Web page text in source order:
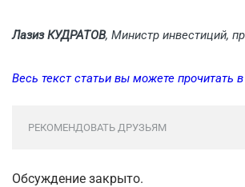
Лазиз КУДРАТОВ, Министр инвестиций,
Весь текст статьи вы можете прочитать
РЕКОМЕНДОВАТЬ ДРУЗЬЯМ
Обсуждение закрыто.